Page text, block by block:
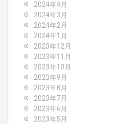
2024年4月
2024年3月
2024年2月
2024年1月
2023年12月
2023年11月
2023年10月
2023年9月
2023年8月
2023年7月
2023年6月
2023年5月